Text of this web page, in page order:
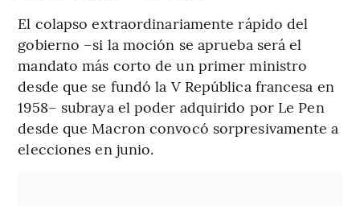
El colapso extraordinariamente rápido del
gobierno –si la moción se aprueba será el
mandato más corto de un primer ministro
desde que se fundó la V República francesa en
1958– subraya el poder adquirido por Le Pen
desde que Macron convocó sorpresivamente a
elecciones en junio.